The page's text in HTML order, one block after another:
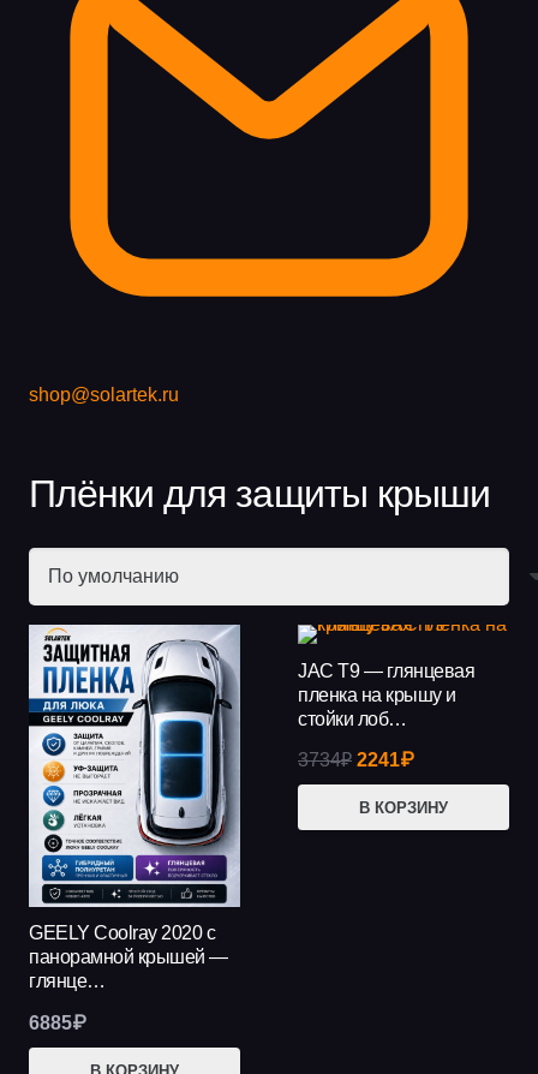
shop@solartek.ru
Плёнки для защиты крыши
GEELY Coolray 2020 с
панорамной крышей —
глянце…
6885₽
АКЦИЯ!
JAC T9 — глянцевая
пленка на крышу и
стойки лоб…
3734₽ Первоначальная
составляла
2241₽Текущая
2241₽.
В КОРЗИНУ